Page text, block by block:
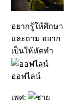
อยากรู้ให้ศึกษา
และถาม อยาก
เป็นให้หัดทำ
ออฟไลน์
เพศ: